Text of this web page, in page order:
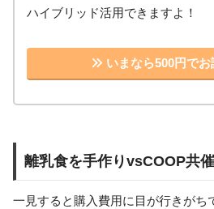
ハイブリッド活用できますよ！
いまなら500円でお
離乳食を手作りvsCOOP共
一見すると購入費用に目が行きがち